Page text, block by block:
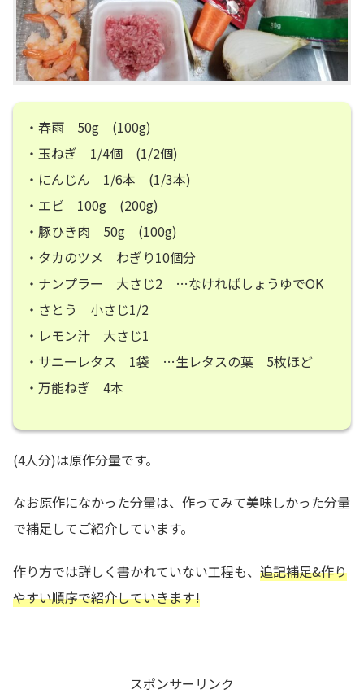
・春雨 50g (100g)
・玉ねぎ 1/4個 (1/2個)
・にんじん 1/6本 (1/3本)
・エビ 100g (200g)
・豚ひき肉 50g (100g)
・タカのツメ わぎり10個分
・ナンプラー 大さじ2 …なければしょうゆでOK
・さとう 小さじ1/2
・レモン汁 大さじ1
・サニーレタス 1袋 …生レタスの葉 5枚ほど
・万能ねぎ 4本
(4人分)は原作分量です。
なお原作になかった分量は、作ってみて美味しかった分量
で補足してご紹介しています。
作り方では詳しく書かれていない工程も、 追記補足&作り
やすい順序で紹介していきます!
スポンサーリンク